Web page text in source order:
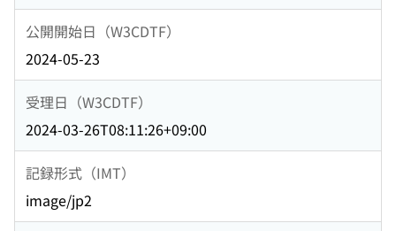
公開開始日（W3CDTF）
2024-05-23
受理日（W3CDTF）
2024-03-26T08:11:26+09:00
記録形式（IMT）
image/jp2